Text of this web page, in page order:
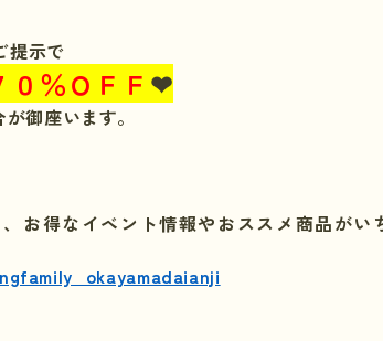
提示で
０％ＯＦＦ ❤
御座います。
お得なイベント情報やおススメ商品がい